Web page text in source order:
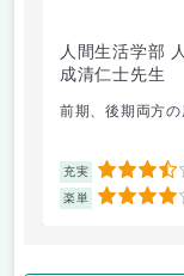
人間生活学部
成清仁士先生
前期、後期両方
充実 3.5
楽単 4